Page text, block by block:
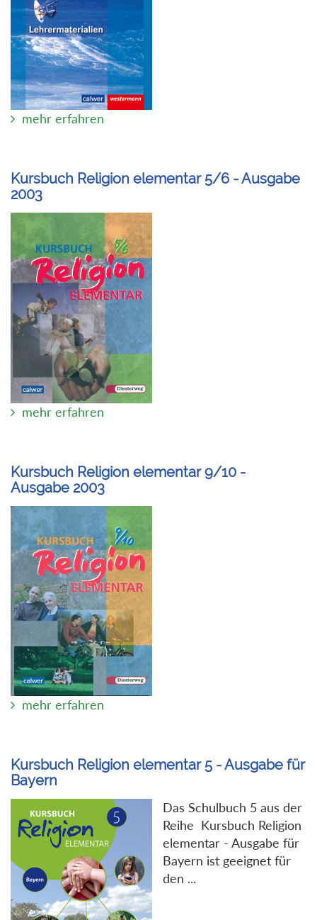
mehr erfahren
Kursbuch Religion elementar 5/6 - Ausgabe
2003
mehr erfahren
Kursbuch Religion elementar 9/10 -
Ausgabe 2003
mehr erfahren
Kursbuch Religion elementar 5 - Ausgabe für
Bayern
Das Schulbuch 5 aus der
Reihe Kursbuch Religion
elementar - Ausgabe für
Bayern ist geeignet für
den ...